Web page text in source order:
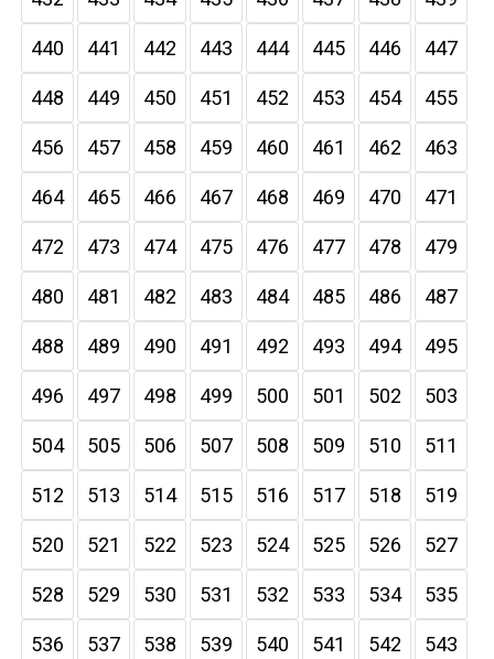
440 441 442 443 444 445 446 447
448 449 450 451 452 453 454 455
456 457 458 459 460 461 462 463
464 465 466 467 468 469 470 471
472 473 474 475 476 477 478 479
480 481 482 483 484 485 486 487
488 489 490 491 492 493 494 495
496 497 498 499 500 501 502 503
504 505 506 507 508 509 510 511
512 513 514 515 516 517 518 519
520 521 522 523 524 525 526 527
528 529 530 531 532 533 534 535
536 537 538 539 540 541 542 543